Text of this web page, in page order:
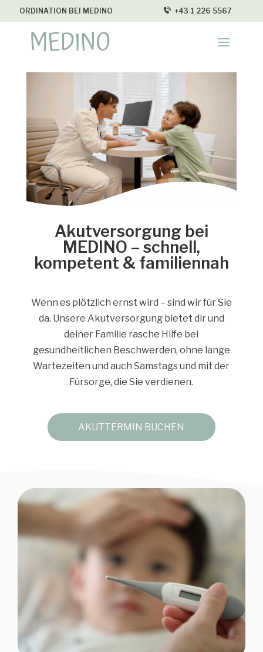
ORDINATION BEI MEDINO +43 1 226 5567
Akutversorgung bei
MEDINO – schnell,
kompetent & familiennah
Wenn es plötzlich ernst wird – sind wir für Sie
da. Unsere Akutversorgung bietet dir und
deiner Familie rasche Hilfe bei
gesundheitlichen Beschwerden, ohne lange
Wartezeiten und auch Samstags und mit der
Fürsorge, die Sie verdienen.
AKUTTERMIN BUCHEN